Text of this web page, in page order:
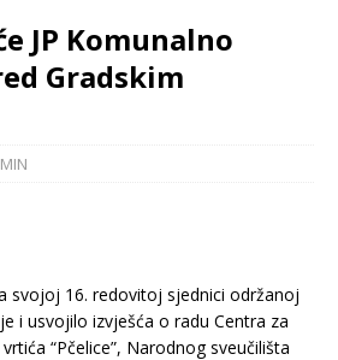
JP Komunalno
Gradskim
svojoj 16. redovitoj sjednici održanoj
i usvojilo izvješća o radu Centra za
“Pčelice”, Narodnog sveučilišta